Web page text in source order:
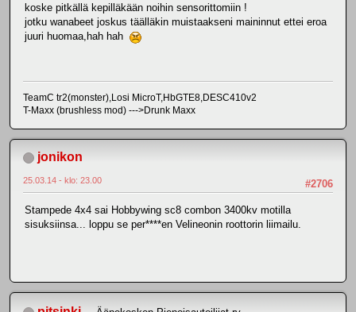
koske pitkällä kepilläkään noihin sensorittomiin !
jotku wanabeet joskus täälläkin muistaakseni maininnut ettei eroa
juuri huomaa,hah hah
TeamC tr2(monster),Losi MicroT,HbGTE8,DESC410v2
T-Maxx (brushless mod) --->Drunk Maxx
jonikon
#2706
25.03.14 - klo: 23.00
Stampede 4x4 sai Hobbywing sc8 combon 3400kv motilla
sisuksiinsa... loppu se per****en Velineonin roottorin liimailu.